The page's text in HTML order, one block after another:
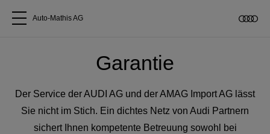
Über uns
Audi kaufen
Auto-Mathis AG
Garantie
Der Service der AUDI AG und der AMAG Import AG lässt
Sie nicht im Stich. Ein dichtes Netz von Audi Partnern
sichert Ihnen kompetente Betreuung sowohl bei